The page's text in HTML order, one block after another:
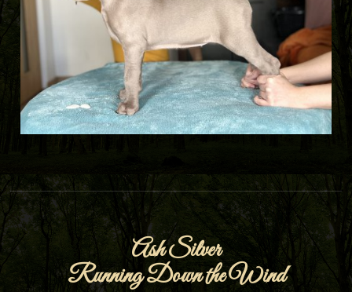
Ash Silver
Running Down the Wind